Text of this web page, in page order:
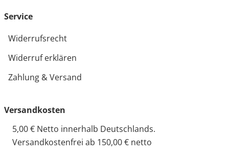
Service
Widerrufsrecht
Widerruf erklären
Zahlung & Versand
Versandkosten
5,00 € Netto innerhalb Deutschlands.
Versandkostenfrei ab 150,00 € netto